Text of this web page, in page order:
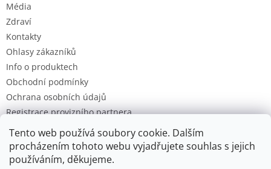
Tento web používá soubory cookie. Dalším
procházením tohoto webu vyjadřujete souhlas s jejich
používáním, děkujeme.
Média
Zdraví
Kontakty
Ohlasy zákazníků
Info o produktech
Obchodní podmínky
Ochrana osobních údajů
Registrace provizního partnera
Provizní systém